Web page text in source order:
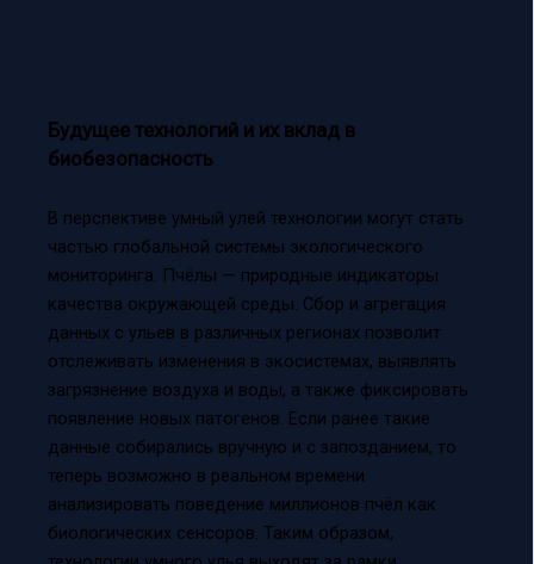
Будущее технологий и их вклад в
биобезопасность
В перспективе умный улей технологии могут стать
частью глобальной системы экологического
мониторинга. Пчёлы — природные индикаторы
качества окружающей среды. Сбор и агрегация
данных с ульев в различных регионах позволит
отслеживать изменения в экосистемах, выявлять
загрязнение воздуха и воды, а также фиксировать
появление новых патогенов. Если ранее такие
данные собирались вручную и с запозданием, то
теперь возможно в реальном времени
анализировать поведение миллионов пчёл как
биологических сенсоров. Таким образом,